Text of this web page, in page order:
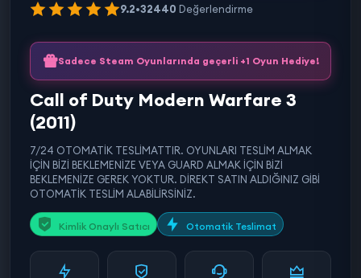
9.2•32440 Değerlendirme
Sadece Steam Oyunlarında geçerli +1 Oyun Hediye!
Call of Duty Modern Warfare 3
(2011)
7/24 OTOMATİK TESLİMATTIR. OYUNLARI TESLİM ALMAK
İÇİN BİZİ BEKLEMENİZE VEYA GUARD ALMAK İÇİN BİZİ
BEKLEMENİZE GEREK YOKTUR. DİREKT SATIN ALDIĞINIZ GİBİ
OTOMATİK TESLİM ALABİLİRSİNİZ.
Kimlik Onaylı Satıcı Otomatik Teslimat